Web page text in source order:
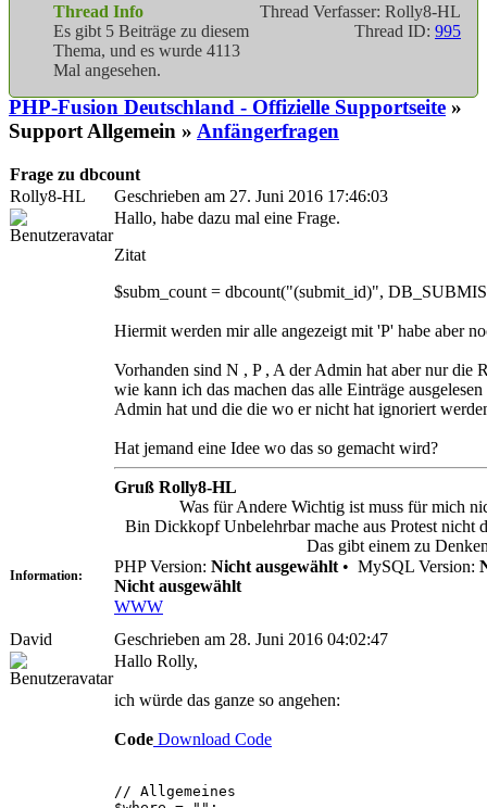
Thread Verfasser: Rolly8-HL
Thread ID: 995
Thread Info
Es gibt 5 Beiträge zu diesem
Thema, und es wurde 4113
Mal angesehen.
PHP-Fusion Deutschland - Offizielle Supportseite »
Support Allgemein » Anfängerfragen
Frage zu dbcount
Rolly8-HL
Geschrieben am 27. Juni 2016 17:46:03
Hallo, habe dazu mal eine Frage.
Zitat
$subm_count = dbcount("(submit_id)",
Hiermit werden mir alle angezeigt mit 'P' habe aber
Vorhanden sind N , P , A der Admin hat aber nur die
wie kann ich das machen das alle Einträge
Admin hat und die die wo er nicht hat ignoriert
Hat jemand eine Idee wo das so gemacht wird?
Gruß Rolly8-HL
Was für Andere Wichtig ist muss für mich
Bin Dickkopf Unbelehrbar mache aus Protest nicht
Das gibt einem zu
Information: PHP Version: Nicht ausgewählt • MySQL Version:
Nicht ausgewählt
WWW
David
Geschrieben am 28. Juni 2016 04:02:47
Hallo Rolly,
ich würde das ganze so angehen:
Code Download Code
// Allgemeines